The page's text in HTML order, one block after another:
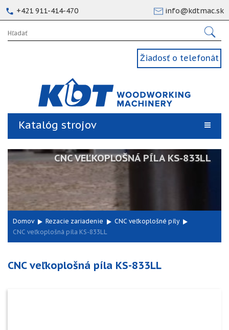
+421 911-414-470 info@kdtmac.sk
Žiadosť o telefonát
Katalóg strojov
CNC VEĽKOPLOŠNÁ PÍLA KS-833LL
Domov Rezacie zariadenie
CNC veľkoplošné píly
CNC veľkoplošná píla KS-833LL
CNC veľkoplošná píla KS-833LL